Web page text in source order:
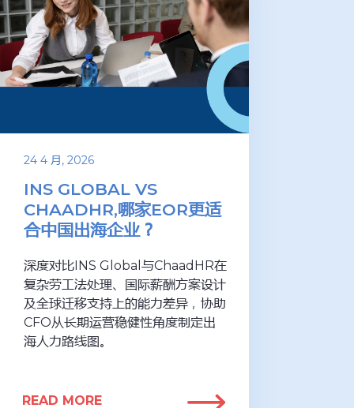
24 4 月, 2026
INS GLOBAL VS
CHAADHR,哪家EOR更适
合中国出海企业？
深度对比INS Global与ChaadHR在
复杂劳工法处理、国际薪酬方案设计
及全球迁移支持上的能力差异，协助
CFO从长期运营稳健性角度制定出
海人力路线图。
READ MORE